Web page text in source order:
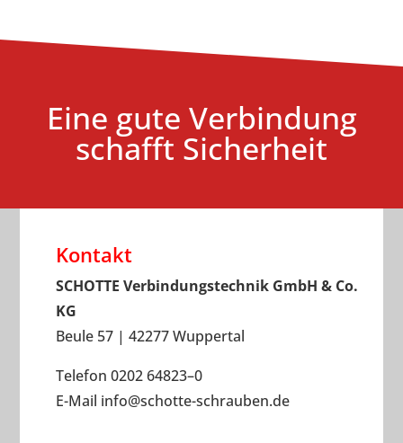
Eine gute Verbindung
schafft Sicherheit
Kontakt
SCHOTTE Verbindungstechnik GmbH & Co.
KG
Beule 57 | 42277 Wuppertal
Telefon 0202 64823–0
E-Mail info@schotte-schrauben.de